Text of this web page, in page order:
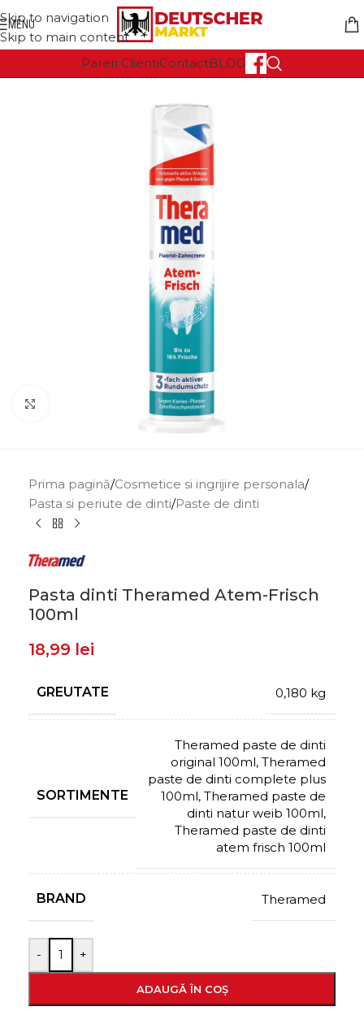
Skip to navigation
Skip to main content
MENU
Pareri ClientiContactBLOG
Prima pagină/Cosmetice si ingrijire personala/
Pasta si periute de dinti/Paste de dinti
Pasta dinti Theramed Atem-Frisch
100ml
18,99 lei
GREUTATE 0,180 kg
SORTIMENTE
Theramed paste de dinti
original 100ml, Theramed
paste de dinti complete plus
100ml, Theramed paste de
dinti natur weib 100ml,
Theramed paste de dinti
atem frisch 100ml
BRAND Theramed
- +
ADAUGĂ ÎN COȘ